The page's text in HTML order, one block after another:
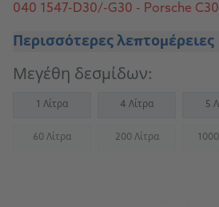
040 1547-D30/-G30 - Porsche
Περισσότερες λεπτομέρειες
Μεγέθη δεσμίδων:
1 Λίτρα 4 Λίτρα 5
60 Λίτρα(Not available) 200 Λίτρα
(Not available)